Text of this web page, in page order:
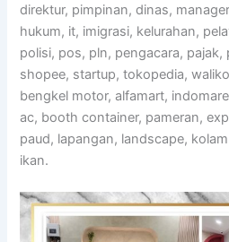
direktur, pimpinan, dinas,
hukum, it, imigrasi, kelurahan,
polisi, pos, pln, pengacara, pajak,
shopee, startup, tokopedia,
bengkel motor, alfamart,
ac, booth container, pameran,
paud, lapangan, landscape,
ikan.